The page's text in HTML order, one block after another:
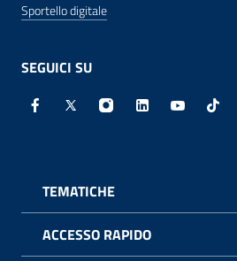
Sportello digitale
SEGUICI SU
Facebook - Sito esterno -
X - Sito esterno -
Instagram - Sito
Linkedin -
TEMATICHE
ACCESSO RAPIDO